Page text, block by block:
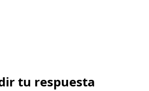
tu respuesta